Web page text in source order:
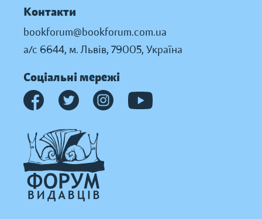
Контакти
bookforum@bookforum.com.ua
а/с 6644, м. Львів, 79005, Україна
Соціальні мережі